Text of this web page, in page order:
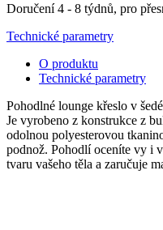
Doručení 4 - 8 týdnů, pro
Technické parametry
O produktu
Technické parametry
Pohodlné lounge křeslo v
Je vyrobeno z konstrukce z
odolnou polyesterovou
podnož. Pohodlí oceníte vy i
tvaru vašeho těla a zaručuje